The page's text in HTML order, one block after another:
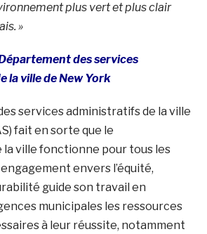
plus vert et plus clair
»
des services
la ville de New York
services administratifs de la ville
fait en sorte que le
ville fonctionne pour tous les
envers l’équité,
guide son travail en
municipales les ressources
à leur réussite, notamment